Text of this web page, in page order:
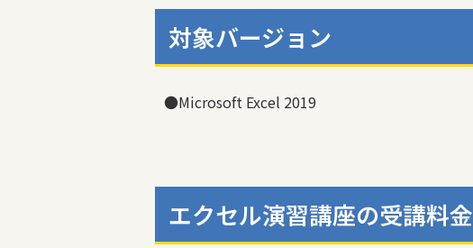
対象バージョン
●Microsoft Excel 2019
エクセル演習講座の受講料金